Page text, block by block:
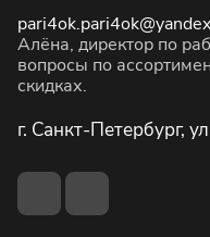
Алёна, директор по
вопросы по
скидках.
г. Санкт-Петербург,